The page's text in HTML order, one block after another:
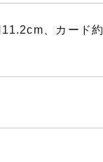
、カード約